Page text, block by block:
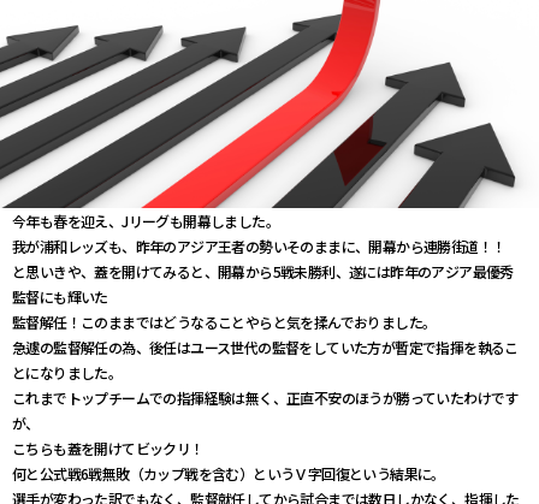
今年も春を迎え、Jリーグも開幕しました。
我が浦和レッズも、昨年のアジア王者の勢いそのままに、開幕から連勝街道！！
と思いきや、蓋を開けてみると、開幕から5戦未勝利、遂には昨年のアジア最優秀
監督にも輝いた
監督解任！このままではどうなることやらと気を揉んでおりました。
急遽の監督解任の為、後任はユース世代の監督をしていた方が暫定で指揮を執るこ
とになりました。
これまでトップチームでの指揮経験は無く、正直不安のほうが勝っていたわけです
が、
こちらも蓋を開けてビックリ！
何と公式戦6戦無敗（カップ戦を含む）というＶ字回復という結果に。
選手が変わった訳でもなく、監督就任してから試合までは数日しかなく、指揮した